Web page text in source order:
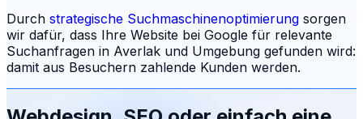
Durch strategische Suchmaschinenoptimierung sorgen
wir dafür, dass Ihre Website bei Google für relevante
Suchanfragen in Averlak und Umgebung gefunden wird:
damit aus Besuchern zahlende Kunden werden.